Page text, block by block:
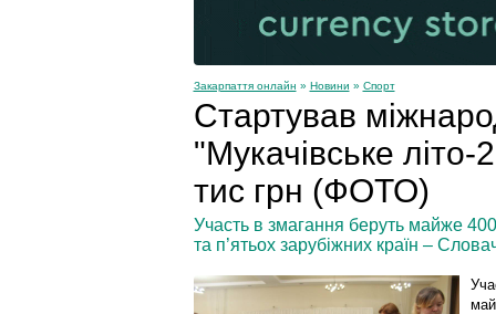
Закарпаття онлайн » Новини » Спорт
Стартував
"Мукачівське
тис грн (ФОТО)
Участь в змагання беруть майже
та п’ятьох зарубіжних країн –